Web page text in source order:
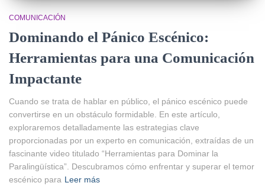
COMUNICACIÓN
Dominando el Pánico Escénico:
Herramientas para una Comunicación
Impactante
Cuando se trata de hablar en público, el pánico escénico puede
convertirse en un obstáculo formidable. En este artículo,
exploraremos detalladamente las estrategias clave
proporcionadas por un experto en comunicación, extraídas de un
fascinante video titulado “Herramientas para Dominar la
Paralingüística”. Descubramos cómo enfrentar y superar el temor
escénico para Leer más